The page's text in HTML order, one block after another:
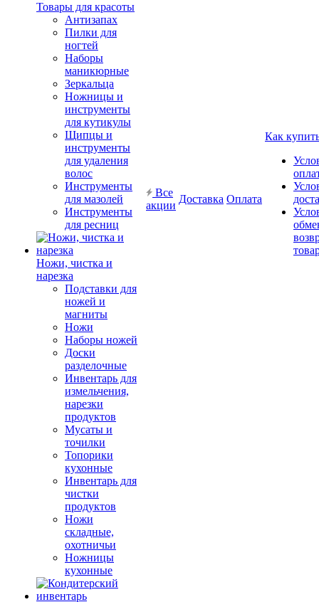
Товары для красоты
Антизапах
Пилки для
ногтей
Наборы
маникюрные
Зеркальца
Ножницы и
инструменты
для кутикулы
Щипцы и
инструменты
для удаления
волос
Инструменты
для мазолей
Инструменты
для ресниц
Ножи, чистка и
нарезка
Подставки для
ножей и
магниты
Ножи
Наборы ножей
Доски
разделочные
Инвентарь для
измельчения,
нарезки
продуктов
Мусаты и
точилки
Топорики
кухонные
Инвентарь для
чистки
продуктов
Ножи
складные,
охотничьи
Ножницы
кухонные
Все
акции
Доставка Оплата
Как